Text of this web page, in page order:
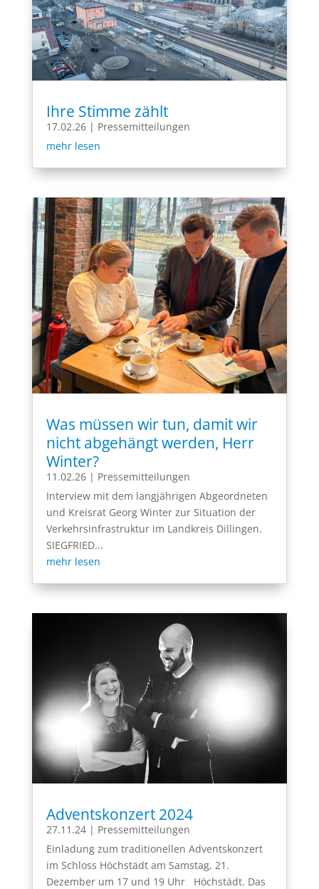
Ihre Stimme zählt
17.02.26| Pressemitteilungen
mehr lesen
Was müssen wir tun, damit wir
nicht abgehängt werden, Herr
Winter?
11.02.26| Pressemitteilungen
Interview mit dem langjährigen Abgeordneten
und Kreisrat Georg Winter zur Situation der
Verkehrsinfrastruktur im Landkreis Dillingen.
SIEGFRIED...
mehr lesen
Adventskonzert 2024
27.11.24| Pressemitteilungen
Einladung zum traditionellen Adventskonzert
im Schloss Höchstädt am Samstag, 21.
Dezember um 17 und 19 Uhr Höchstädt. Das